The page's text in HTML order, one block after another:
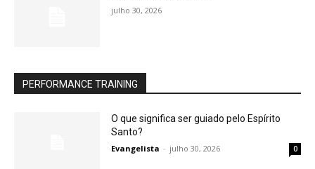
julho 30, 2026
PERFORMANCE TRAINING
O que significa ser guiado pelo Espírito
Santo?
Evangelista - julho 30, 2026 0